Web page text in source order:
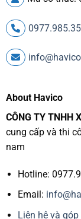
About Havico
CÔNG TY TNHH
cung cấp và thi
nam
Hotline:
Email:
Liên hệ và góp